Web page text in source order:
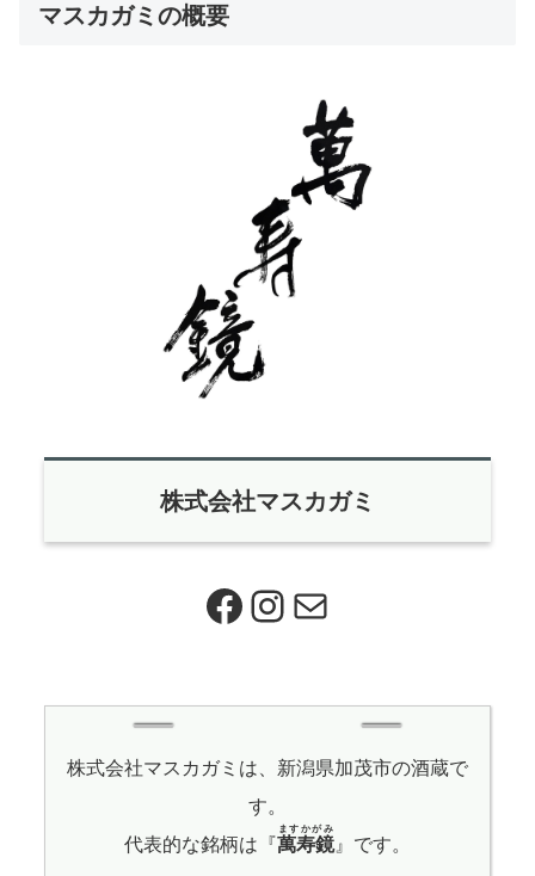
マスカガミの概要
株式会社マスカガミ
Facebook
Instagram
メール
株式会社マスカガミは、新潟県加茂市の酒蔵で
す。
代表的な銘柄は『萬寿鏡
ますかがみ
』です。